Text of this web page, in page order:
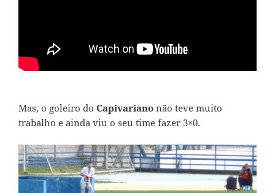
Mas, o goleiro do Capivariano não teve muito
trabalho e ainda viu o seu time fazer 3×0.